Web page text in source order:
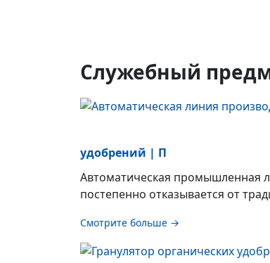
Служебный
удобрений | П
Автоматическая промышленная
постепенно отказывается от
Смотрите больше →